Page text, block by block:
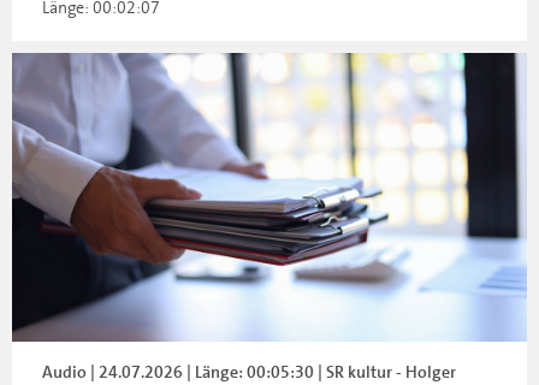
Länge: 00:02:07
Audio | 24.07.2026 | Länge: 00:05:30 | SR kultur - Holger